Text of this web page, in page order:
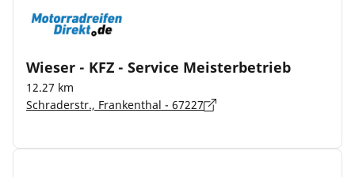
Wieser - KFZ - Service Meisterbetrieb
12.27 km
Schraderstr., Frankenthal - 67227